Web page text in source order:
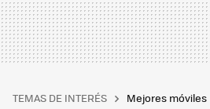
TEMAS DE INTERÉS Mejores móviles